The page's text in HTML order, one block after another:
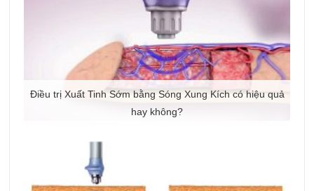
Điều trị Xuất Tinh Sớm bằng Sóng Xung Kích có hiệu quả
hay không?